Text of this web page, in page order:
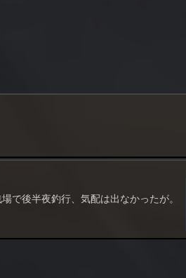
場で後半夜釣行、気配は出なかったが。